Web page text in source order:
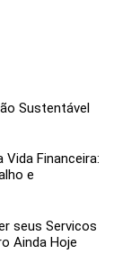
Sustentável
Financeira:
e
seus Servicos
Ainda Hoje